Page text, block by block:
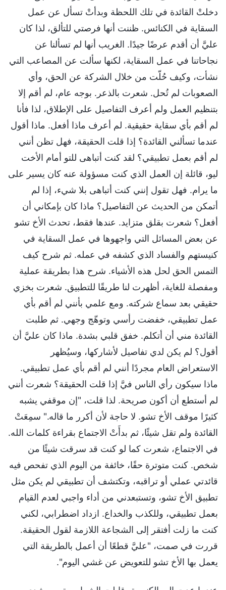
دخلتْ القائدة في تلك اللحظة وبدأتْ تسأل عن عمل
السقاية في الكنائس. ظننت أنها فرصتي للتألق، لذا كان
عليَّ أن أقدم عرضًا جيدًا. الغريب أنها لم تسألنا عن
نجاحاتنا في عمل السقاية، لكنها سألت عن المصاعب التي
نشأت، وكيف حُلّت من خلال الشركة عن الحق، وأي
الصعوبات لم تُحل. شعرت بالذعر. بوجه عام، لم أقم إلا
بتنظيم العمل ولم أعرف التفاصيل على الإطلاق، لذا فأنا
لم أقم بأي سقاية حقيقية. لم أعرف ماذا أفعل. ماذا أقول
عندما تسألني القائدة؟ إذا قلت الحقيقة، فهل تظن أنني
لم أقم بعمل تطبيقي؟ لقد كنت أتباهى للتو أمام الأخت
ليو، قائلة إن العمل الذي كنت مسؤولة عنه كان يسير على
ما يرام. فهل تقول إنني كنت أتباهى بلا شيء، إذا لم
أتمكن من الحديث عن التفاصيل؟ ماذا كان بإمكاني أن
أفعل؟ شعرت بقلق متزايد. عندها فقط، تحدث الأخ تشو
عن بعض المسائل التي واجهوها في عمل السقاية في
كنيستهم والفساد الذي كشفه في عمله. ثم شرح كيف
التمس الحق لحل هذه الأشياء. شرح هذا بطريقة عملية
ومفصلة للغاية، أظهرت لنا طريقًا للتطبيق. شعرت بخزي
حقيقي بعد سماع شركته. ومع علمي بأنني لم أقم بأي
عمل تطبيقي، خفضت رأسي وتوهّج وجهي. ثم طلبت
القائدة مني أن أتكلم. خفق قلبي بشدة. ماذا كان عليَّ أن
أقول؟ لم يكن لدي تفاصيل لأشاركها، وسيُظهر
الاستعراض العام مجردًا أنني لم أقم بأي عمل تطبيقي.
ماذا سيكون رأي الناس فيَّ إذا قلت الحقيقة؟ شعرت أنني
لم أستطع أن أكون صريحة. لذا قلت، "إن موقفي يشبه
كثيرًا موقف الأخ تشو. لا حاجة لأن أكرر ما قاله." سمِعَتْ
القائدة ولم تقل شيئًا، ثم بدأَتْ الاجتماع بقراءة كلمات الله.
في الاجتماع، شعرت كما لو كنت قد سرقت شيئًا من
شخص. كنت متوترة حقًا، خائفة من اليوم الذي تفحص فيه
قائدتي عملي أو تراقبه، وتكتشف أن تطبيقي لم يكن مثل
تطبيق الأخ تشو، وتستبعدني من أداء واجبي لعدم القيام
بعمل تطبيقي، وللكذب والخداع. ازداد اضطرابي، لكني
كنت ما زلت أفتقر إلى الشجاعة اللازمة لقول الحقيقة.
قررت في صمت، "عليَّ قطعًا أن أعمل بالطريقة التي
يعمل بها الأخ تشو للتعويض عن غشي اليوم".